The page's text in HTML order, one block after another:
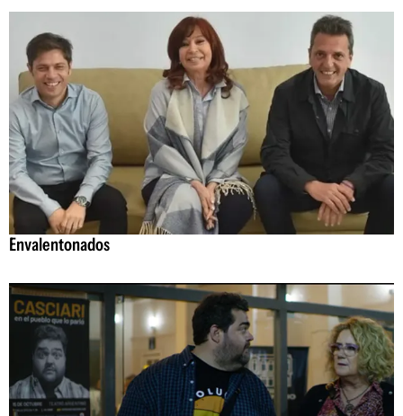
Envalentonados